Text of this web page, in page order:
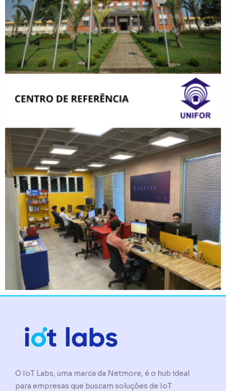
O IoT Labs, uma marca da Netmore, é o hub ideal
para empresas que buscam soluções de IoT